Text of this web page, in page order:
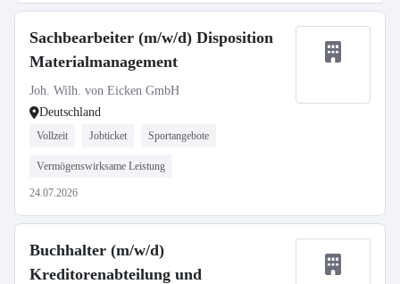
Sachbearbeiter (m/w/d) Disposition
Materialmanagement
Joh. Wilh. von Eicken GmbH
Deutschland
Vollzeit Jobticket Sportangebote
Vermögenswirksame Leistung
24.07.2026
Buchhalter (m/w/d)
Kreditorenabteilung und